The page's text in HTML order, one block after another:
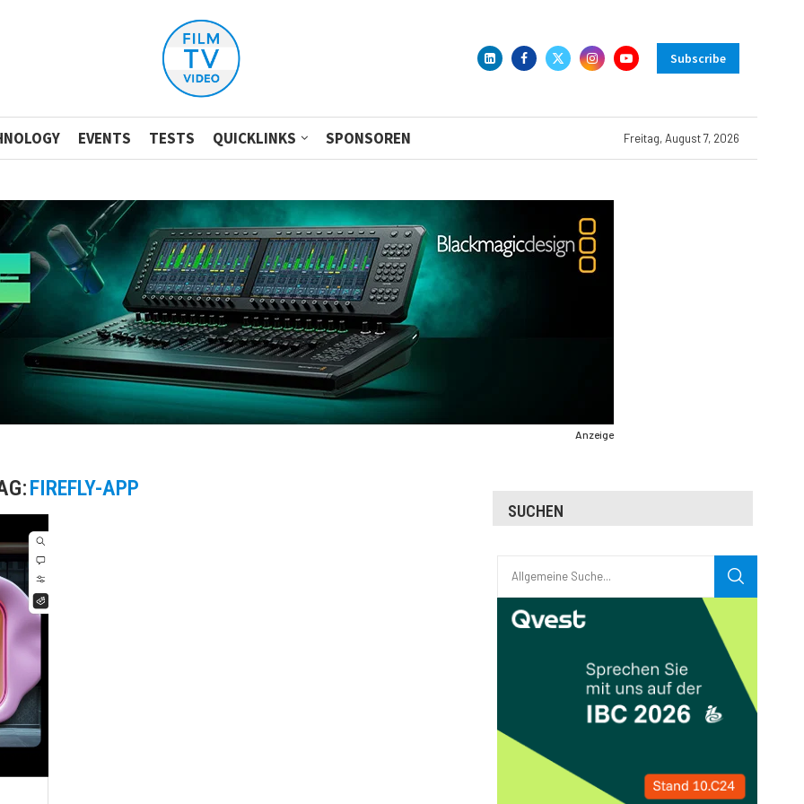
Subscribe
EVENTS TESTS QUICKLINKS SPONSOREN Freitag, August 7, 2026
Anzeige
FIREFLY-APP
SUCHEN